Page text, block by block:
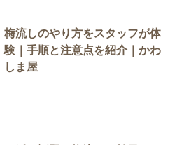
梅流しのやり方をスタッフが体
験｜手順と注意点を紹介｜かわ
しま屋